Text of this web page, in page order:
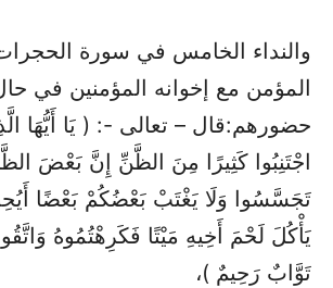
والنداء الخامس في سورة
المؤمن مع إخوانه المؤمنين في
حضورهم:قال – تعالى -: ( يَا أَيُّهَا
اجْتَنِبُوا كَثِيرًا مِنَ الظَّنِّ إِنَّ بَعْضَ
تَجَسَّسُوا وَلَا يَغْتَبْ بَعْضُكُمْ بَعْضًا
يَأْكُلَ لَحْمَ أَخِيهِ مَيْتًا فَكَرِهْتُمُوهُ
تَوَّابٌ رَحِيمٌ )،